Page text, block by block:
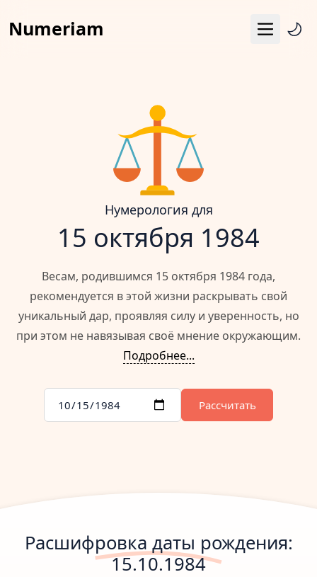
Numeriam Меню
Матрица судьбы
Гороскоп
Календарь
Нумерология для
15 октября 1984
Весам, родившимся 15 октября 1984 года,
рекомендуется в этой жизни раскрывать свой
уникальный дар, проявляя силу и уверенность, но
при этом не навязывая своё мнение окружающим.
Подробнее...
Рассчитать
Расшифровка даты рождения:
15.10.1984